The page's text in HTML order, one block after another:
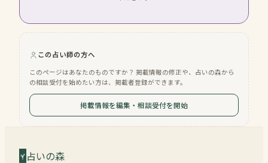
この占い師の方へ
このページはあなたのものですか？ 掲載情報の修正や、占いの森から
の相談受付を始めたい方は、掲載者登録ができます。
掲載情報を編集・相談受付を開始
占いの森